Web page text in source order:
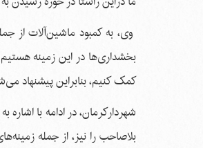
وی، به کمبود ماشین‌آلات از
بخشداری‌ها در این زمینه
کمک کنیم، بنابراین پیشنهاد
شهردارکرمان، در ادامه با
بلاصاحب را نیز، از جمله